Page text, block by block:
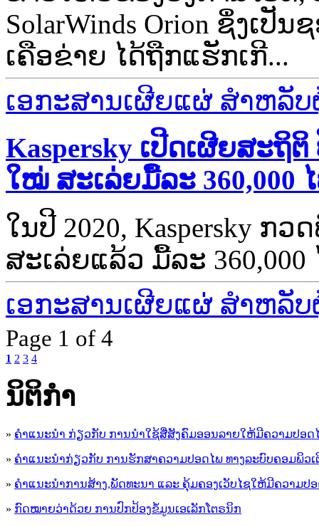
SolarWinds Orion ຊຶ່ງເປັ
ເຄືອຂ່າຍ ໄດ້ຖືກແຮັກເກີ...
ເອກະສານເຜີຍແຜ່ ສຳຫລັ
Kaspersky ເປີດເຜີຍ​ສະ​ຖິ​
ໃໝ່ ສະເລ່ຍ​ມື້​ລະ​ 360,000
ໃນ​ປີ​ 2020, Kaspersky
ສະເລ່ຍ​ແລ້ວ​ ມື້​ລະ​ 360,000
ເອກະສານເຜີຍແຜ່ ສຳຫລັ
Page 1 of 4
1 2 3 4
ນິ​ຕິ​ກໍາ
» ຄໍາແນະນໍາ ກ່ຽວກັບ ການນໍາໃຊ້ສື່ສັງຄົມອອນລາຍໃຫ້ມີຄວາມປອດ
» ຄຳແນະນຳກ່ຽວກັບ ການຮັກສາຄວາມປອດໄພ ທາງລະບົບຄອມພິວເ
» ຄຳແນະນຳການສ້າງ,ພັດທະນາ ແລະ ຄຸ້ມຄອງເວັບໄຊໃຫ້ມີຄວາມປ
» ກົດໝາຍວ່າດ້ວຍ ການປົກປ້ອງຂໍ້ມູນເອເລັກໂຕຣນິກ